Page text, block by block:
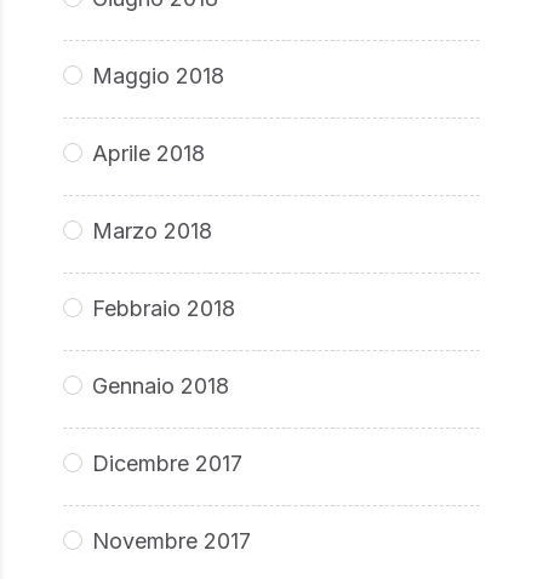
Maggio 2018
Aprile 2018
Marzo 2018
Febbraio 2018
Gennaio 2018
Dicembre 2017
Novembre 2017